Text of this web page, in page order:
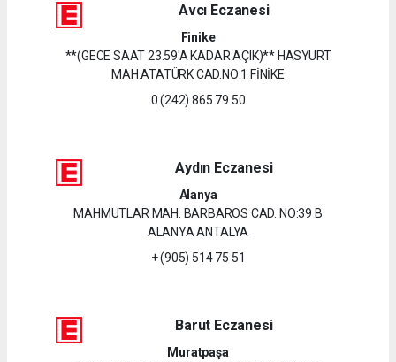
Avcı Eczanesi
Finike
**(GECE SAAT 23.59'A KADAR AÇIK)** HASYURT
MAH.ATATÜRK CAD.NO:1 FİNİKE
0 (242) 865 79 50
Aydın Eczanesi
Alanya
MAHMUTLAR MAH. BARBAROS CAD. NO:39 B
ALANYA ANTALYA
+ (905) 514 75 51
Barut Eczanesi
Muratpaşa